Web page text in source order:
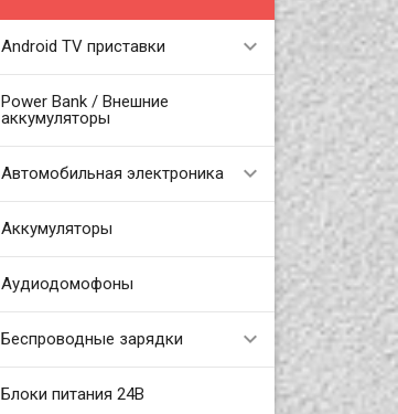
Android TV приставки
Power Bank / Внешние
аккумуляторы
Автомобильная электроника
Аккумуляторы
Аудиодомофоны
Беспроводные зарядки
Блоки питания 24В